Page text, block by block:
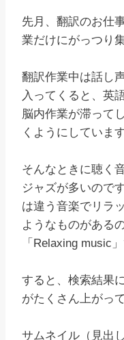
先月、翻訳のお仕
業だけにがっつり
翻訳作業中は話し
入ってくると、英
脳内作業が滞って
くようにしています
そんなときに聴く
ジャズが多いので
は違う音楽でリラ
ようなものがある
「Relaxing music
すると、検索結果
がたくさん上がっ
サムネイル（見出